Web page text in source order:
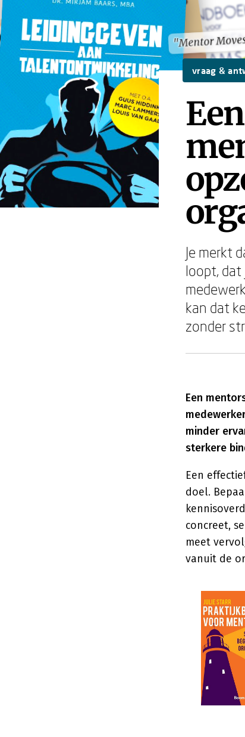
"Mentor
"Mentor
vraag &
Je merkt
loopt,
kan dat
zonder
Een
minder
sterkere
Een
doel.
concreet,
meet
vanuit de